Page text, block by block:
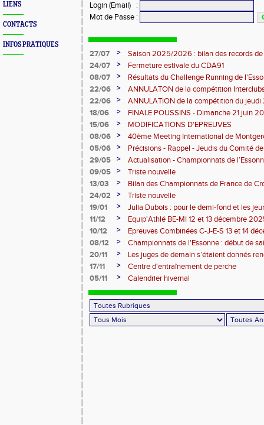
LIENS
CONTACTS
INFOS PRATIQUES
Login (Email)
:
Mot de Passe :
27/07 >
Saison 2025/2026 : bilan des records de
24/07
>
Fermeture estivale du CDA91
08/07
>
Résultats du Challenge Running de
12 07 2026)
22/06 >
ANNULATON de la compétition
juin
22/06 >
ANNULATION de la compétition du jeudi
18/06
>
FINALE POUSSINS - Dimanche 21 juin
15/06
>
MODIFICATIONS D'EPREUVES
08/06
>
40ème Meeting International de
05/06
>
Précisions - Rappel - Jeudis du Comité
29/05
>
Actualisation - Championnats de
Montgeron
09/05 >
Triste nouvelle
13/03
>
Bilan des Championnats de France de
24/02
>
Triste nouvelle
19/01
>
Julia Dubois : pour le demi-fond et les
11/12
>
Equip'Athlé BE-MI 12 et 13 décembre
10/12
>
Epreuves Combinées C-J-E-S 13 et 14
08/12
>
Championnats de l'Essonne : début de
roues
20/11 >
Les juges de demain s’étaient donnés
17/11
>
Centre d'entraînement de perche
05/11
> Calendrier hivernal